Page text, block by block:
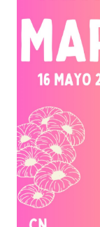
deporte, el
privilegiado
👥 La
14 años
tanto a
,
establecidos
🏅 Tras la
de premios
para todos
convivencia